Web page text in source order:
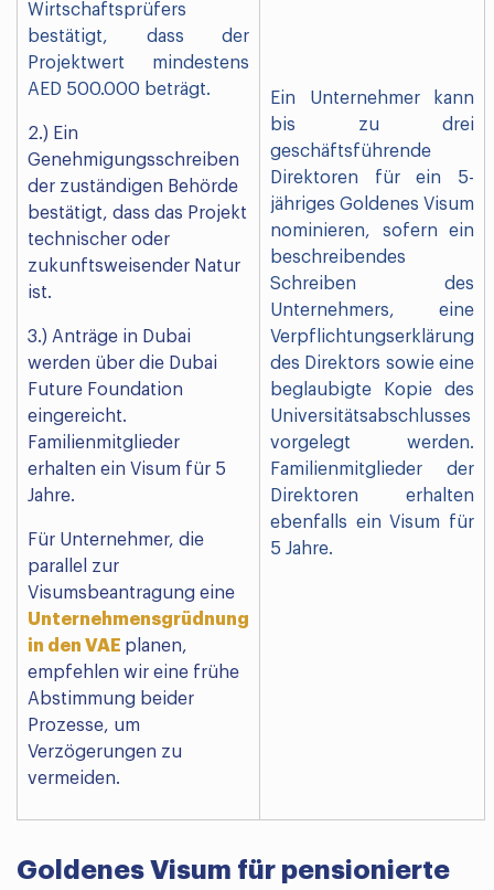
Wirtschaftsprüfers
bestätigt, dass der
Projektwert mindestens
AED 500.000 beträgt.
2.) Ein
Genehmigungsschreiben
der zuständigen Behörde
bestätigt, dass das Projekt
technischer oder
zukunftsweisender Natur
ist.
3.) Anträge in Dubai
werden über die Dubai
Future Foundation
eingereicht.
Familienmitglieder
erhalten ein Visum für 5
Jahre.
Für Unternehmer, die
parallel zur
Visumsbeantragung eine
Unternehmensgrüdnung
in den VAE planen,
empfehlen wir eine frühe
Abstimmung beider
Prozesse, um
Verzögerungen zu
vermeiden.
Ein Unternehmer kann
bis zu drei
geschäftsführende
Direktoren für ein 5-
jähriges Goldenes Visum
nominieren, sofern ein
beschreibendes
Schreiben des
Unternehmers, eine
Verpflichtungserklärung
des Direktors sowie eine
beglaubigte Kopie des
Universitätsabschlusses
vorgelegt werden.
Familienmitglieder der
Direktoren erhalten
ebenfalls ein Visum für
5 Jahre.
Goldenes Visum für pensionierte